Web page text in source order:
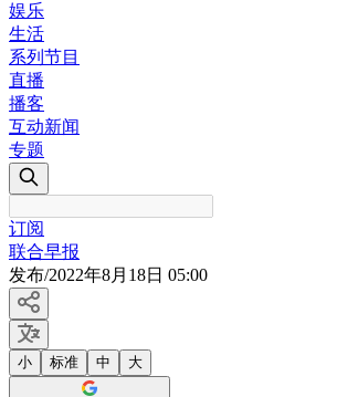
娱乐
生活
系列节目
直播
播客
互动新闻
专题
订阅
联合早报
发布/2022年8月18日 05:00
小 标准 中 大